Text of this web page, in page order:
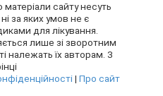
сайту несуть
за яких умов не є
для лікування.
лише зі зворотним
належать їх авторам. З
| Про сайт